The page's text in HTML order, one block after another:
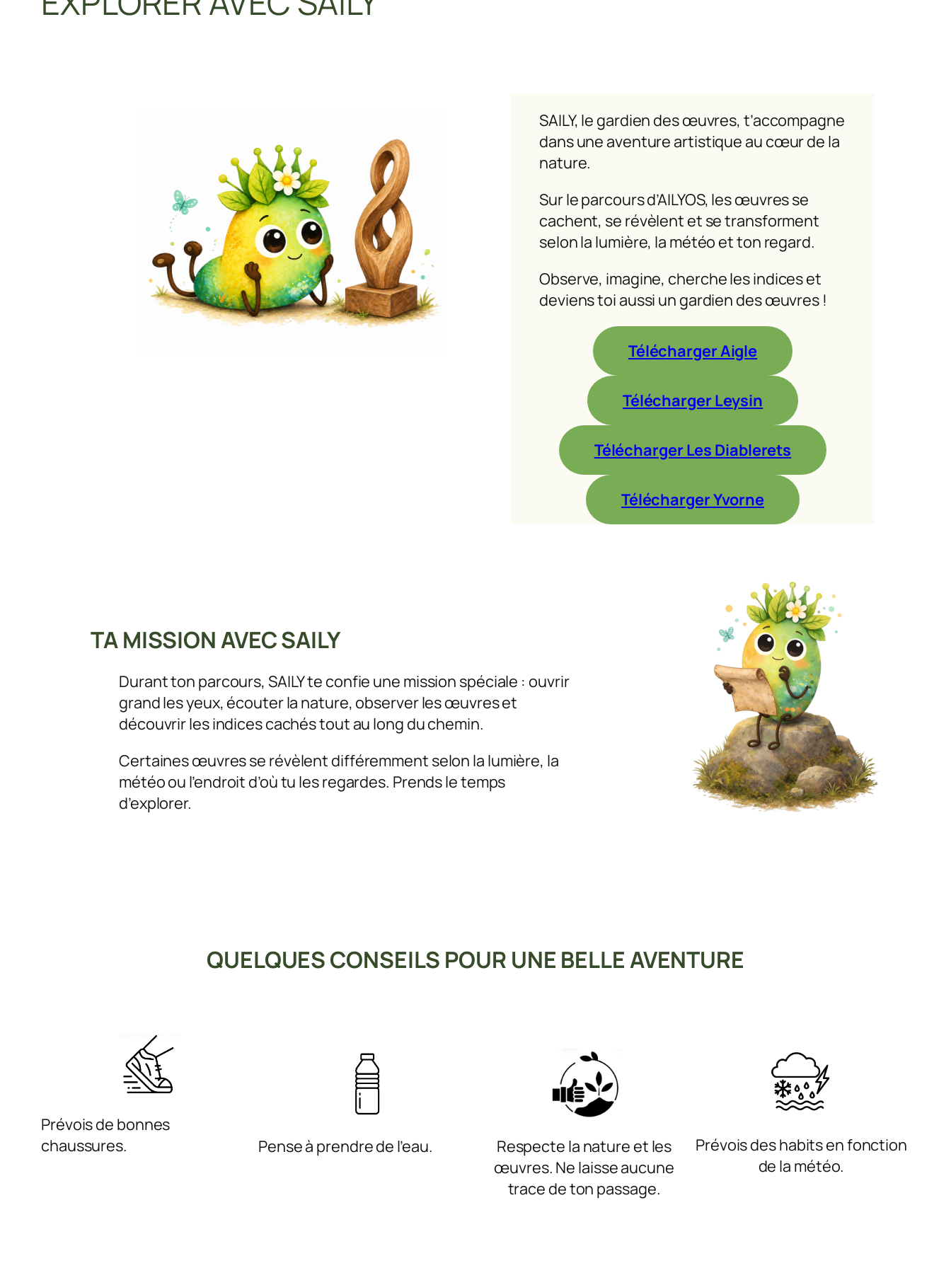
SAILY, le gardien des œuvres, t’accompagne
dans une aventure artistique au cœur de la
nature.
Sur le parcours d’AILYOS, les œuvres se
cachent, se révèlent et se transforment
selon la lumière, la météo et ton regard.
Observe, imagine, cherche les indices et
deviens toi aussi un gardien des œuvres !
Télécharger Aigle
Télécharger Leysin
Télécharger Les Diablerets
Télécharger Yvorne
TA MISSION AVEC SAILY
Durant ton parcours, SAILY te confie une mission spéciale : ouvrir
grand les yeux, écouter la nature, observer les œuvres et
découvrir les indices cachés tout au long du chemin.
Certaines œuvres se révèlent différemment selon la lumière, la
météo ou l’endroit d’où tu les regardes. Prends le temps
d’explorer.
QUELQUES CONSEILS POUR UNE BELLE AVENTURE
Prévois de bonnes
chaussures.
Pense à prendre de l’eau.
Respecte la nature et les
œuvres. Ne laisse aucune
trace de ton passage.
Prévois des habits en fonction
de la météo.